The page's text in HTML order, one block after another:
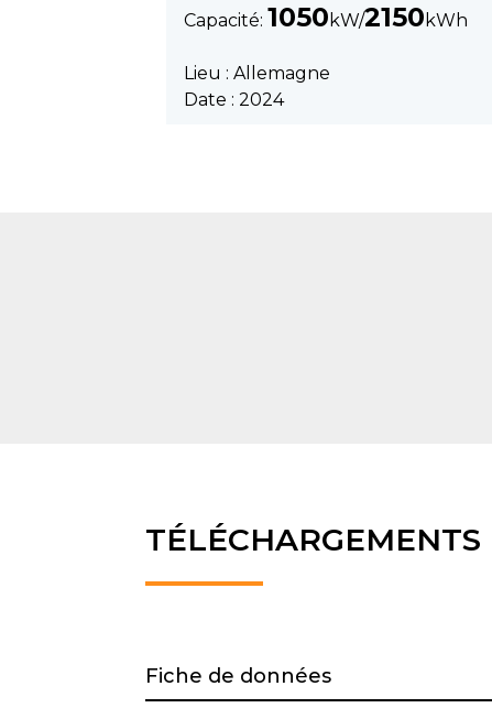
Capacité: 1050 kW/2150 kWh
Lieu : Allemagne
Date : 2024
TÉLÉCHARGEMENTS
Fiche de données